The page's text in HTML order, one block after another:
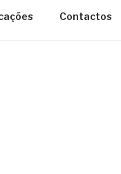
Contactos